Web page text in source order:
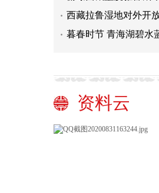
西藏拉鲁湿地对外开
暮春时节 青海湖碧水
资料云